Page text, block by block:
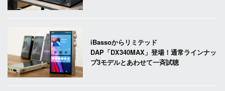
iBassoからリミテッド
DAP「DX340MAX」登場！通常ラインナッ
プ3モデルとあわせて一斉試聴